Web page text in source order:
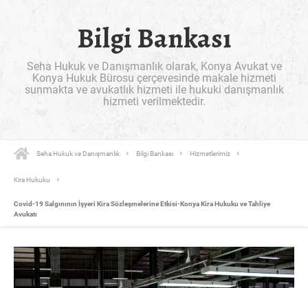
Bilgi Bankası
Seha Hukuk ve Danışmanlık olarak, Konya Avukat ve
Konya Hukuk Bürosu çerçevesinde makale hizmeti
sunmakta ve avukatlık hizmeti ile hukuki danışmanlık
hizmeti verilmektedir.
Seha Hukuk ve Danışmanlık Bilgi Bankası Hizmetlerimiz
Kira Hukuku
Covid-19 Salgınının İşyeri Kira Sözleşmelerine Etkisi-Konya Kira Hukuku ve Tahliye
Avukatı